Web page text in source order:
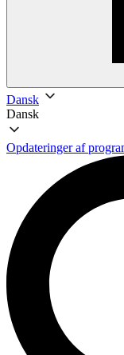
Dansk
Dansk
Opdateringer af